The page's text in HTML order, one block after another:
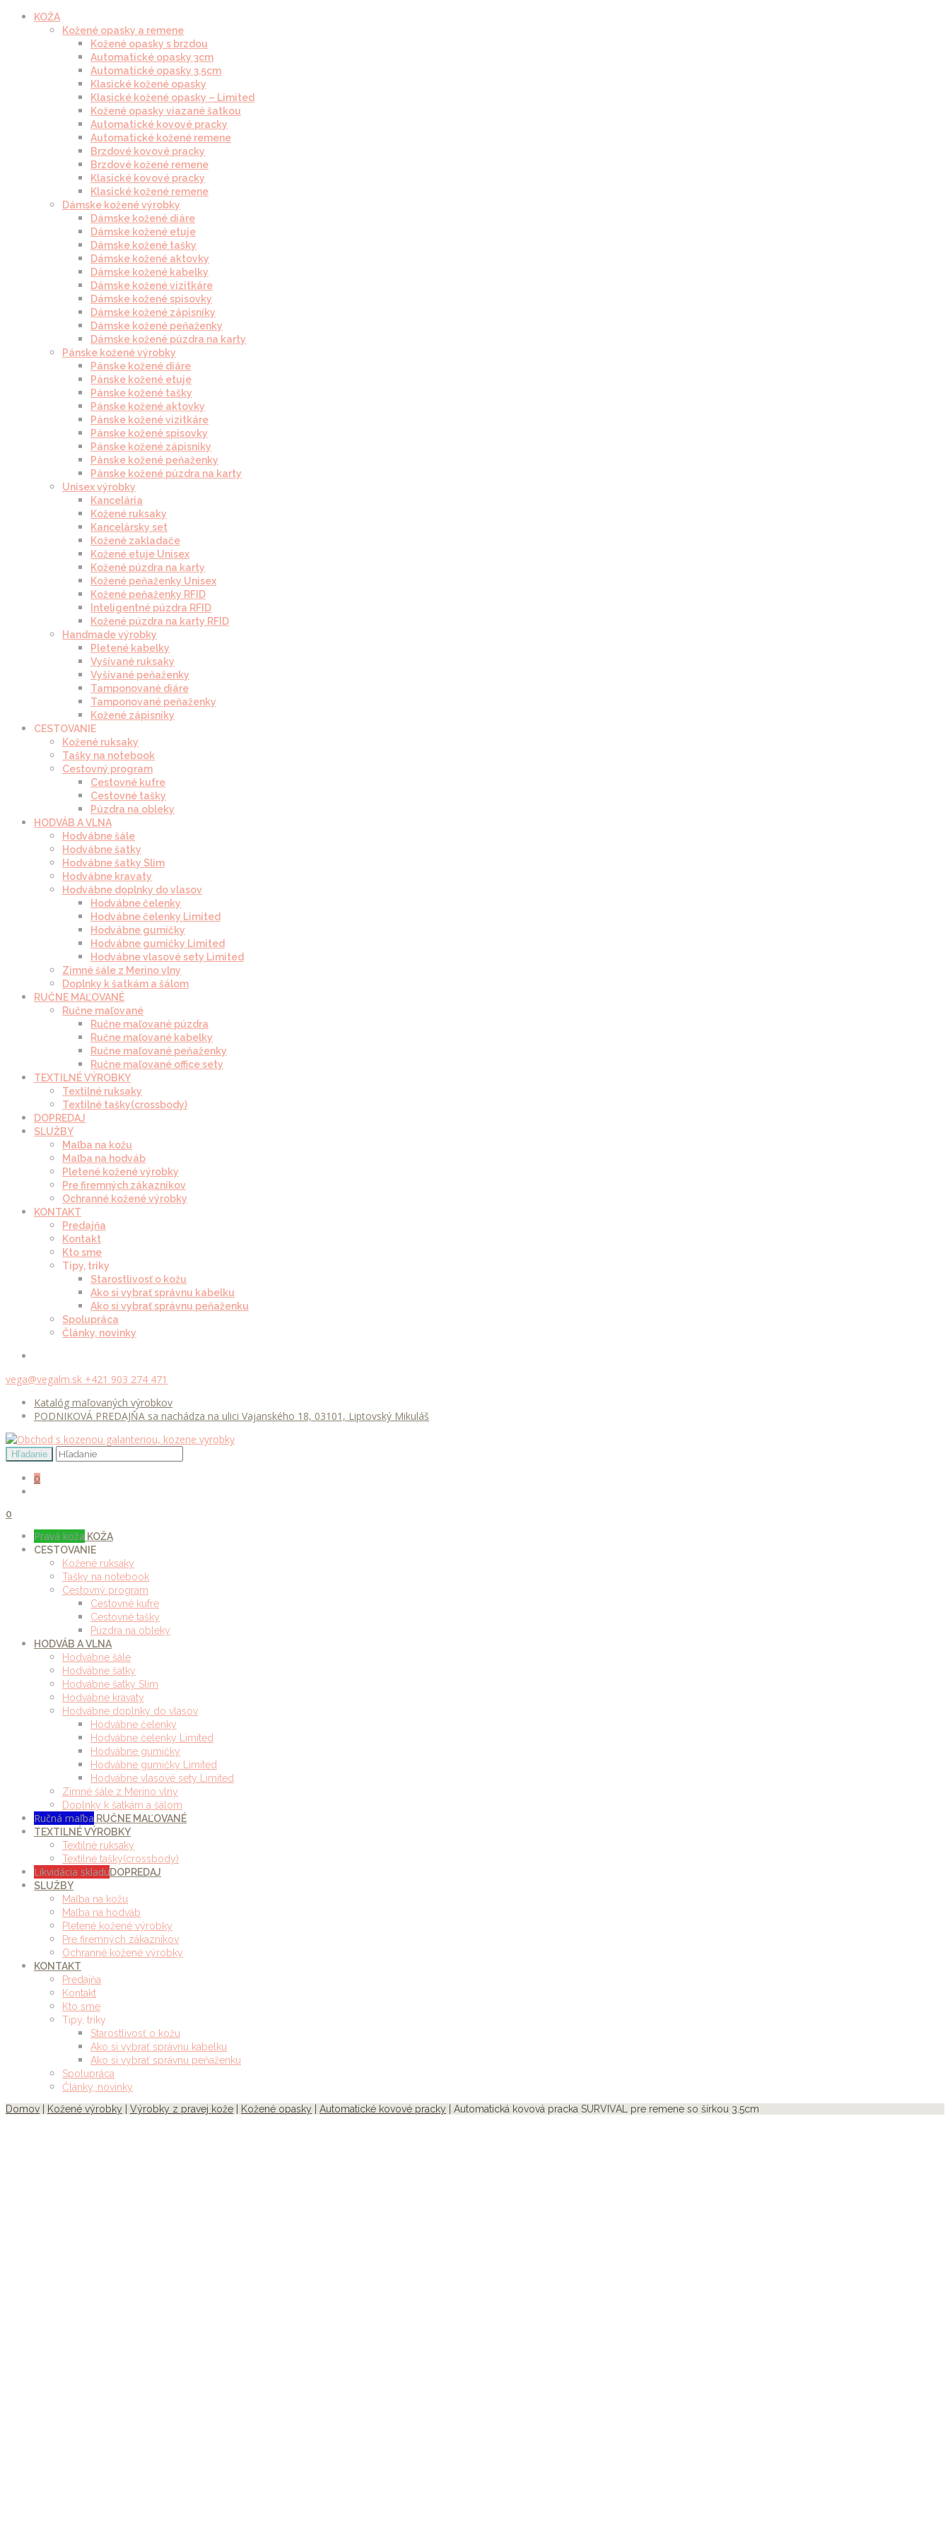
KOŽA
Kožené opasky a remene
Kožené opasky s brzdou
Automatické opasky 3cm
Automatické opasky 3.5cm
Klasické kožené opasky
Klasické kožené opasky – Limited
Kožené opasky viazané šatkou
Automatické kovové pracky
Automatické kožené remene
Brzdové kovové pracky
Brzdové kožené remene
Klasické kovové pracky
Klasické kožené remene
Dámske kožené výrobky
Dámske kožené diáre
Dámske kožené etuje
Dámske kožené tašky
Dámske kožené aktovky
Dámske kožené kabelky
Dámske kožené vizitkáre
Dámske kožené spisovky
Dámske kožené zápisníky
Dámske kožené peňaženky
Dámske kožené púzdra na karty
Pánske kožené výrobky
Pánske kožené diáre
Pánske kožené etuje
Pánske kožené tašky
Pánske kožené aktovky
Pánske kožené vizitkáre
Pánske kožené spisovky
Pánske kožené zápisníky
Pánske kožené peňaženky
Pánske kožené púzdra na karty
Unisex výrobky
Kancelária
Kožené ruksaky
Kancelársky set
Kožené zakladače
Kožené etuje Unisex
Kožené púzdra na karty
Kožené peňaženky Unisex
Kožené peňaženky RFID
Inteligentné púzdra RFID
Kožené púzdra na karty RFID
Handmade výrobky
Pletené kabelky
Vyšívané ruksaky
Vyšívané peňaženky
Tamponované diáre
Tamponované peňaženky
Kožené zápisníky
CESTOVANIE
Kožené ruksaky
Tašky na notebook
Cestovný program
Cestovné kufre
Cestovné tašky
Púzdra na obleky
HODVÁB A VLNA
Hodvábne šále
Hodvábne šatky
Hodvábne šatky Slim
Hodvábne kravaty
Hodvábne doplnky do vlasov
Hodvábne čelenky
Hodvábne čelenky Limited
Hodvábne gumičky
Hodvábne gumičky Limited
Hodvábne vlasové sety Limited
Zimné šále z Merino vlny
Doplnky k šatkám a šálom
RUČNE MAĽOVANÉ
Ručne maľované
Ručne maľované púzdra
Ručne maľované kabelky
Ručne maľované peňaženky
Ručne maľované office sety
TEXTILNÉ VÝROBKY
Textilné ruksaky
Textilné tašky(crossbody)
DOPREDAJ
SLUŽBY
Maľba na kožu
Maľba na hodváb
Pletené kožené výrobky
Pre firemných zákazníkov
Ochranné kožené výrobky
KONTAKT
Predajňa
Kontakt
Kto sme
Tipy, triky
Starostlivosť o kožu
Ako si vybrať správnu kabelku
Ako si vybrať správnu peňaženku
Spolupráca
Články, novinky
vega@vegalm.sk +421 903 274 471
Katalóg maľovaných výrobkov
PODNIKOVÁ PREDAJŇA sa nachádza na ulici Vajanského 18, 03101, Liptovský Mikuláš
0
0
Pravá koža KOŽA
CESTOVANIE
Kožené ruksaky
Tašky na notebook
Cestovný program
Cestovné kufre
Cestovné tašky
Púzdra na obleky
HODVÁB A VLNA
Hodvábne šále
Hodvábne šatky
Hodvábne šatky Slim
Hodvábne kravaty
Hodvábne doplnky do vlasov
Hodvábne čelenky
Hodvábne čelenky Limited
Hodvábne gumičky
Hodvábne gumičky Limited
Hodvábne vlasové sety Limited
Zimné šále z Merino vlny
Doplnky k šatkám a šálom
Ručná maľba RUČNE MAĽOVANÉ
TEXTILNÉ VÝROBKY
Textilné ruksaky
Textilné tašky(crossbody)
Likvidácia skladuDOPREDAJ
SLUŽBY
Maľba na kožu
Maľba na hodváb
Pletené kožené výrobky
Pre firemných zákazníkov
Ochranné kožené výrobky
KONTAKT
Predajňa
Kontakt
Kto sme
Tipy, triky
Starostlivosť o kožu
Ako si vybrať správnu kabelku
Ako si vybrať správnu peňaženku
Spolupráca
Články, novinky
Domov
Kožené výrobky Výrobky z pravej kože Kožené opasky Automatické kovové pracky | Automatická kovová pracka SURVIVAL pre remene so šírkou 3.5cm